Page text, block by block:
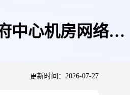
中心机房网络安
更新时间：2026-07-27